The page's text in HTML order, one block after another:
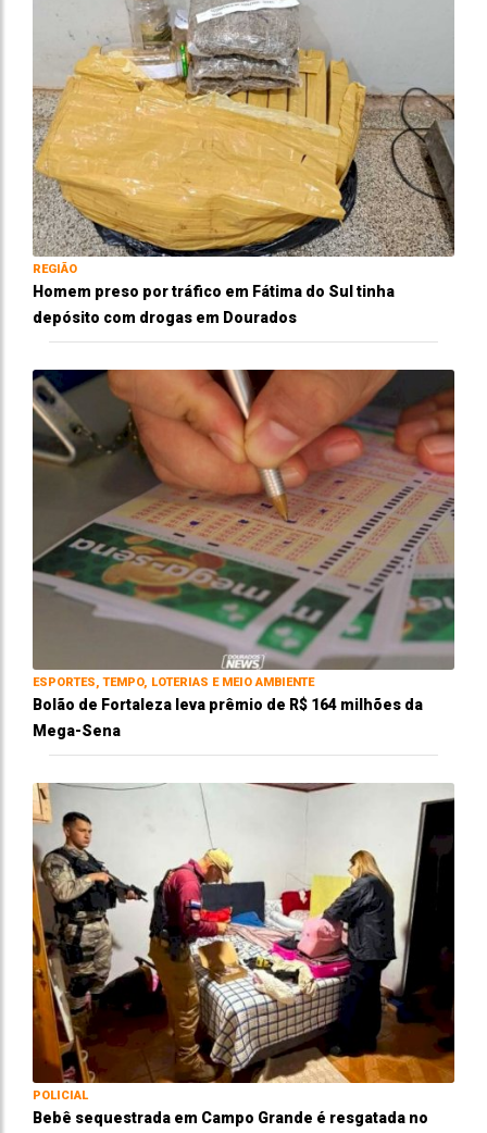
REGIÃO
Homem preso por tráfico em Fátima do Sul tinha
depósito com drogas em Dourados
ESPORTES, TEMPO, LOTERIAS E MEIO AMBIENTE
Bolão de Fortaleza leva prêmio de R$ 164 milhões da
Mega-Sena
POLICIAL
Bebê sequestrada em Campo Grande é resgatada no